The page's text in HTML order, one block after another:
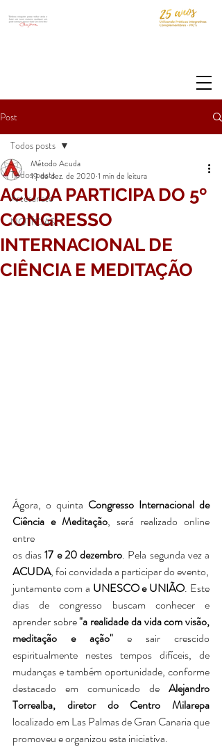
Post
Todos posts
Artesanato
NOTÍCIAS
Todos posts
ACUDA PARTICIPA DO 5º
CONGRESSO
INTERNACIONAL DE
CIÊNCIA E MEDITAÇÃO
Método Acuda
19 de dez. de 2020 1 min de leitura
Ágora, o quinta Congresso Internacional de
Ciência e Meditação, será realizado online
entre
os dias 17 e 20 dezembro
ACUDA, foi convidada a participar do evento,
juntamente com a UNESCO e UNIÃO. Este
dias de congresso buscam conhecer e
aprender sobre "a realidade da vida com visão,
meditação e ação" e sair crescido
espiritualmente nestes tempos difíceis, de
mudanças e também oportunidade, conforme
destacado em comunicado de Alejandro
Torrealba, diretor do Centro Milarepa
localizado em Las Palmas de Gran Canaria que
promoveu e organizou esta iniciativa.